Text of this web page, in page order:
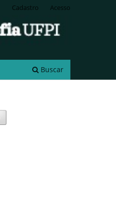
Buscar
Cadastro Acesso